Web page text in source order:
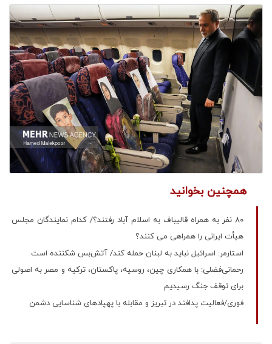
همچنین بخوانید
80 نفر به همراه قالیباف به اسلام آباد رفتند؟/ کدام نمایندگان مجلس
هیأت ایرانی را همراهی می کنند؟
استارمر: اسرائیل نباید به لبنان حمله کند/ آتش‌بس شکننده است
رحمانی‌فضلی: با همکاری چین، روسیه، پاکستان، ترکیه و مصر به اصولی
برای توقف جنگ رسیدیم
فوری/فعالیت پدافند در تبریز و مقابله با پهپادهای شناسایی دشمن